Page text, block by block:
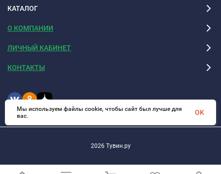
КАТАЛОГ
О КОМПАНИИ
ЛИЧНЫЙ КАБИНЕТ
КОНТАКТЫ
2026 Тувин.ру
Мы используем файлы cookie, чтобы сайт был лучше для
вас.
OK